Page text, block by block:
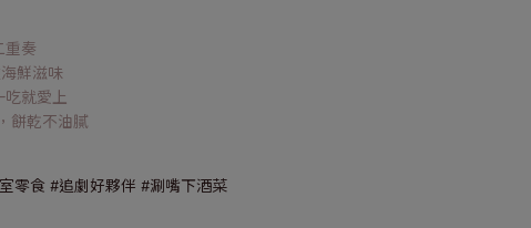
重奏
鮮滋味
就愛上
餅乾不油膩
零食 #追劇好夥伴 #涮嘴下酒菜